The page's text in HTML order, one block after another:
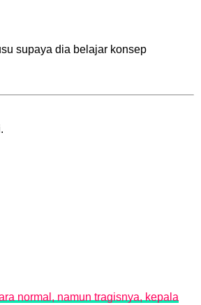
supaya dia belajar konsep
normal, namun tragisnya, kepala